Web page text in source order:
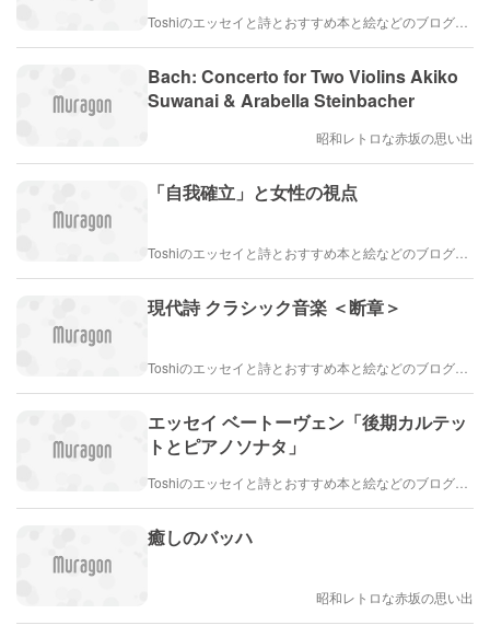
Bach: Concerto for Two Violins Akiko
Suwanai & Arabella Steinbacher
昭和レトロな赤坂の思い出
「自我確立」と女性の視点
現代詩 クラシック音楽 ＜断章＞
エッセイ ベートーヴェン「後期カルテッ
トとピアノソナタ」
癒しのバッハ
昭和レトロな赤坂の思い出